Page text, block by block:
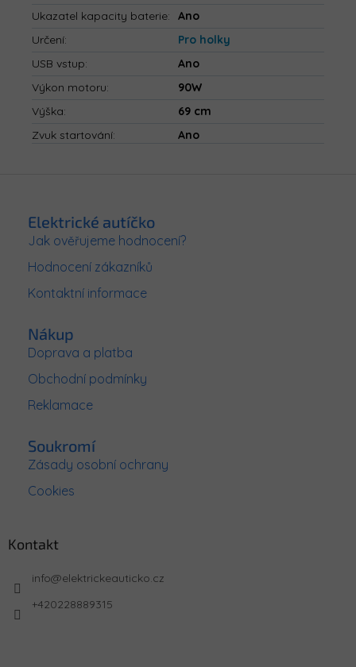
Ukazatel kapacity baterie:
Ano
Určení:
Pro holky
USB vstup:
Ano
Výkon motoru:
90W
Výška:
69 cm
Zvuk startování: Ano
Elektrické autíčko
Jak ověřujeme hodnocení?
Hodnocení zákazníků
Kontaktní informace
Nákup
Doprava a platba
Obchodní podmínky
Reklamace
Soukromí
Zásady osobní ochrany
Cookies
Kontakt
info@elektrickeauticko.cz
+420228889315